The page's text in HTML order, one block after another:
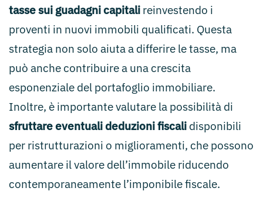
tasse sui guadagni capitali reinvestendo i
proventi in nuovi immobili qualificati. Questa
strategia non solo aiuta a differire le tasse, ma
può anche contribuire a una crescita
esponenziale del portafoglio immobiliare.
Inoltre, è importante valutare la possibilità di
sfruttare eventuali deduzioni fiscali disponibili
per ristrutturazioni o miglioramenti, che possono
aumentare il valore dell’immobile riducendo
contemporaneamente l’imponibile fiscale.